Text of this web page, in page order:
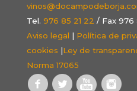
Tel. 976 85 21 22 / Fax 976
Aviso legal | Política de
cookies |Ley de
Norma 17065